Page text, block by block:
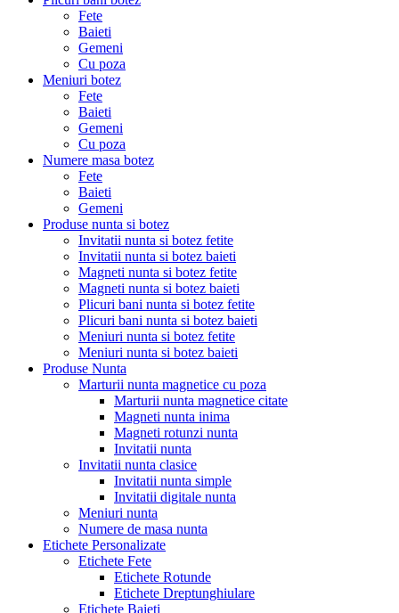
Fete
Baieti
Gemeni
Cu poza
Meniuri botez
Fete
Baieti
Gemeni
Cu poza
Numere masa botez
Fete
Baieti
Gemeni
Produse nunta si botez
Invitatii nunta si botez fetite
Invitatii nunta si botez baieti
Magneti nunta si botez fetite
Magneti nunta si botez baieti
Plicuri bani nunta si botez fetite
Plicuri bani nunta si botez baieti
Meniuri nunta si botez fetite
Meniuri nunta si botez baieti
Produse Nunta
Marturii nunta magnetice cu poza
Marturii nunta magnetice citate
Magneti nunta inima
Magneti rotunzi nunta
Invitatii nunta
Invitatii nunta clasice
Invitatii nunta simple
Invitatii digitale nunta
Meniuri nunta
Numere de masa nunta
Etichete Personalizate
Etichete Fete
Etichete Rotunde
Etichete Dreptunghiulare
Etichete Baieti